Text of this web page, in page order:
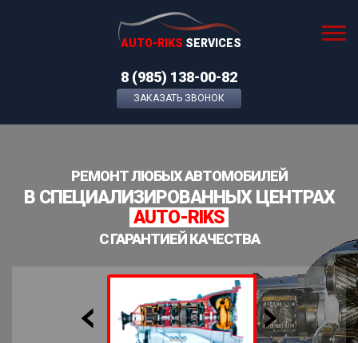
AUTO-RIKS SERVICES
8 (985) 138-00-82
ЗАКАЗАТЬ ЗВОНОК
РЕМОНТ ЛЮБЫХ АВТОМОБИЛЕЙ
В СПЕЦИАЛИЗИРОВАННЫХ ЦЕНТРАХ
AUTO-RIKS
С ГАРАНТИЕЙ КАЧЕСТВА